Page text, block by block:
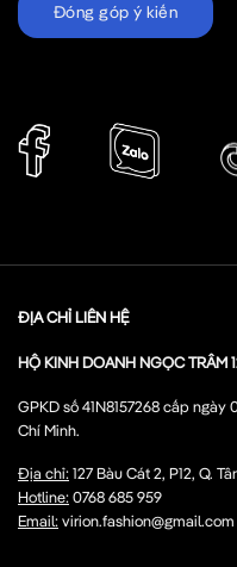
Đóng góp ý kiến
ĐỊA CHỈ LIÊN HỆ
HỘ KINH DOANH NGỌC TRÂM
GPKD số 41N8157268 cấp
Chí Minh.
Địa chỉ:127 Bàu Cát 2, P12, Q.
Hotline:0768 685 959
Email:virion.fashion@gmail.com